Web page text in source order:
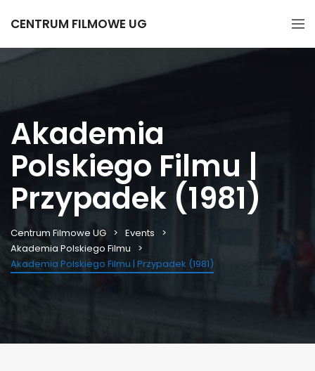
CENTRUM FILMOWE UG
Akademia
Polskiego Filmu |
Przypadek (1981)
Centrum Filmowe UG
Events
Akademia Polskiego Filmu
Akademia Polskiego Filmu | Przypadek (1981)